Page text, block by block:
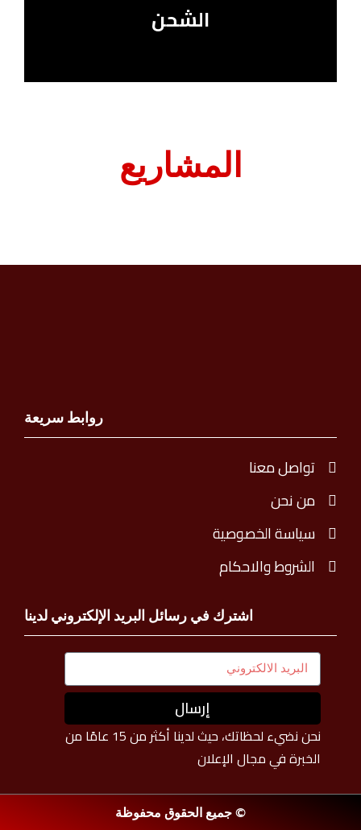
الشحن
المشاريع
روابط سريعة
تواصل معنا
من نحن
سياسة الخصوصية
الشروط والاحكام
اشترك في رسائل البريد الإلكتروني لدينا
إرسال
نحن نضيء لحظاتك، حيث لدينا أكثر من 15 عامًا من
الخبرة في مجال الإعلان
© جميع الحقوق محفوظة